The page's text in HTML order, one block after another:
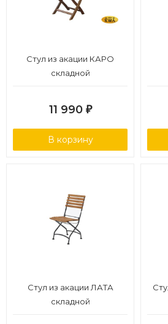
Стул из акации КАРО
складной
11 990 ₽
В корзину
Стул из акации ЛАТА
складной